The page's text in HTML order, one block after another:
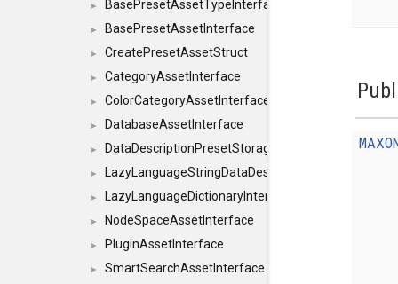
► BasePresetAssetTypeInterface
► BasePresetAssetInterface
► CreatePresetAssetStruct
► CategoryAssetInterface
► ColorCategoryAssetInterface
► DatabaseAssetInterface
► DataDescriptionPresetStorageInterface
►
► LazyLanguageDictionaryInterface
► NodeSpaceAssetInterface
► PluginAssetInterface
► SmartSearchAssetInterface